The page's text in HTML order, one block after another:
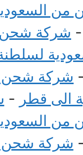
من
- شركة
- شركة
الى قطر -
من
- شركة